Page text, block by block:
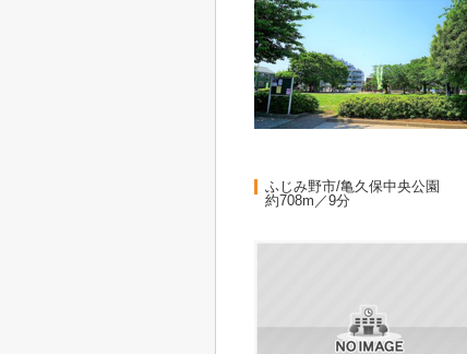
ふじみ野市/亀久保中央公園
約708m／9分